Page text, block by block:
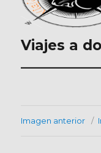
Viajes a
Imagen anterior